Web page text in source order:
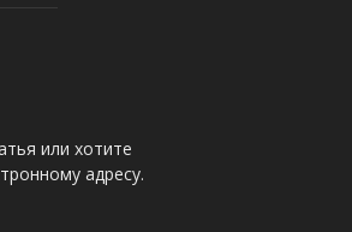
или хотите
адресу.